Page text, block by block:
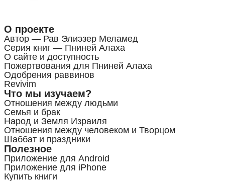
О проекте
Автор — Рав Элиэзер Меламед
Серия книг — Пниней Алаха
О сайте и доступность
Пожертвования для Пниней Алаха
Одобрения раввинов
Revivim
Что мы изучаем?
Отношения между людьми
Семья и брак
Народ и Земля Израиля
Отношения между человеком и Творцом
Шаббат и праздники
Полезное
Приложение для Android
Приложение для iPhone
Купить книги